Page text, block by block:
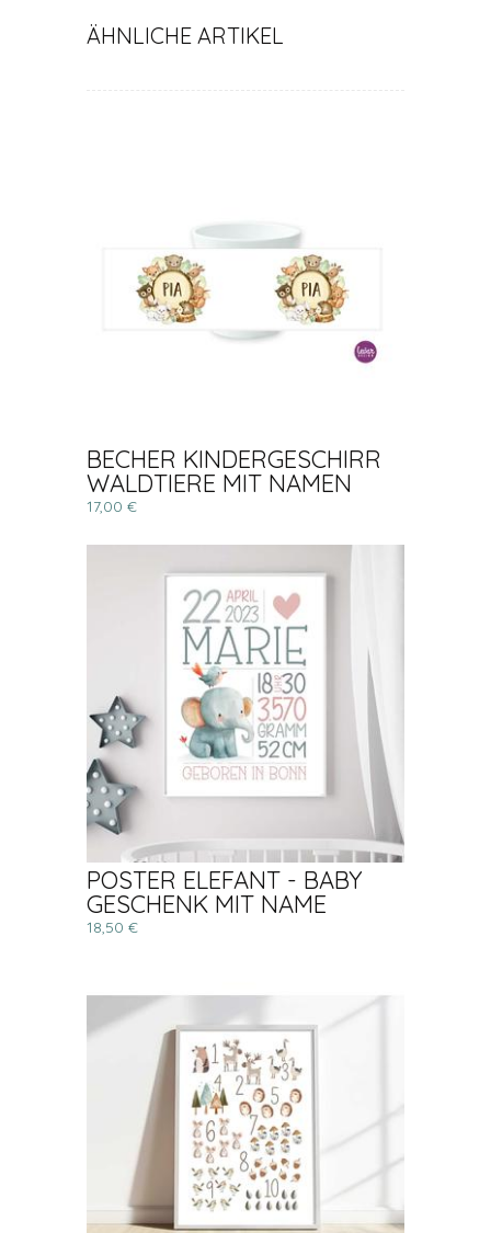
ÄHNLICHE ARTIKEL
BECHER KINDERGESCHIRR
WALDTIERE MIT NAMEN
17,00 €
POSTER ELEFANT - BABY
GESCHENK MIT NAME
18,50 €